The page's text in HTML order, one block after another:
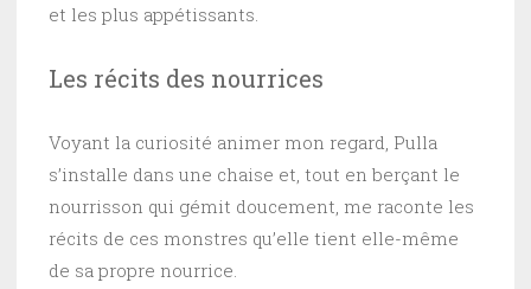
et les plus appétissants.
Les récits des nourrices
Voyant la curiosité animer mon regard, Pulla
s’installe dans une chaise et, tout en berçant le
nourrisson qui gémit doucement, me raconte les
récits de ces monstres qu’elle tient elle-même
de sa propre nourrice.